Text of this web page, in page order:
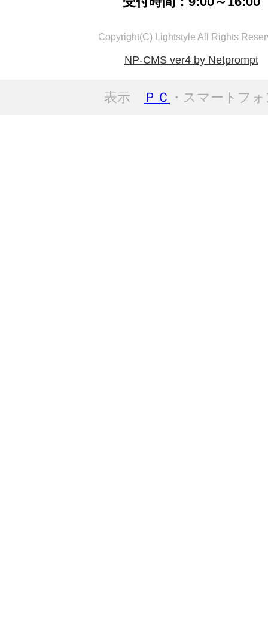
Copyright(C) Lightstyle All Rights
NP-CMS ver4 by Netprompt
表示 ＰＣ ・スマートフ